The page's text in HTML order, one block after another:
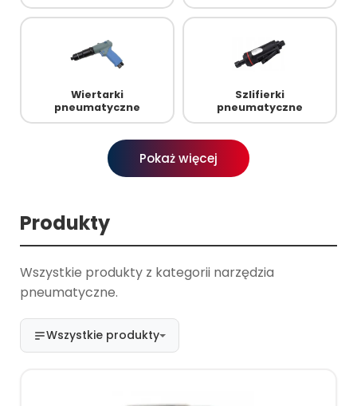
Wiertarki
pneumatyczne
Szlifierki
pneumatyczne
Pokaż więcej
Produkty
Wszystkie produkty z kategorii narzędzia
pneumatyczne.
Wszystkie produkty